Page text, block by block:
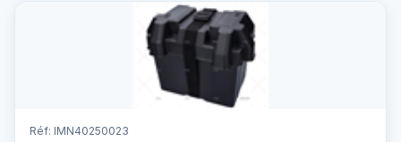
Réf: IMN40250023